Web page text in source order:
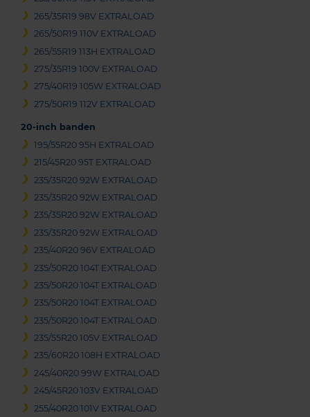
265/35R19 98V EXTRALOAD
265/50R19 110V EXTRALOAD
265/55R19 113H EXTRALOAD
275/35R19 100V EXTRALOAD
275/40R19 105W EXTRALOAD
275/50R19 112V EXTRALOAD
20-inch banden
195/55R20 95H EXTRALOAD
215/45R20 95T EXTRALOAD
235/35R20 92W EXTRALOAD
235/35R20 92W EXTRALOAD
235/35R20 92W EXTRALOAD
235/35R20 92W EXTRALOAD
235/40R20 96V EXTRALOAD
235/50R20 104T EXTRALOAD
235/50R20 104T EXTRALOAD
235/50R20 104T EXTRALOAD
235/50R20 104T EXTRALOAD
235/55R20 105V EXTRALOAD
235/60R20 108H EXTRALOAD
245/40R20 99W EXTRALOAD
245/45R20 103V EXTRALOAD
255/40R20 101V EXTRALOAD